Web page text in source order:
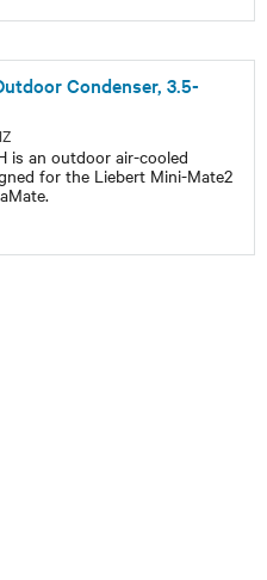
Condenser, 3.5-
is an outdoor air-cooled
for the Liebert Mini-Mate2